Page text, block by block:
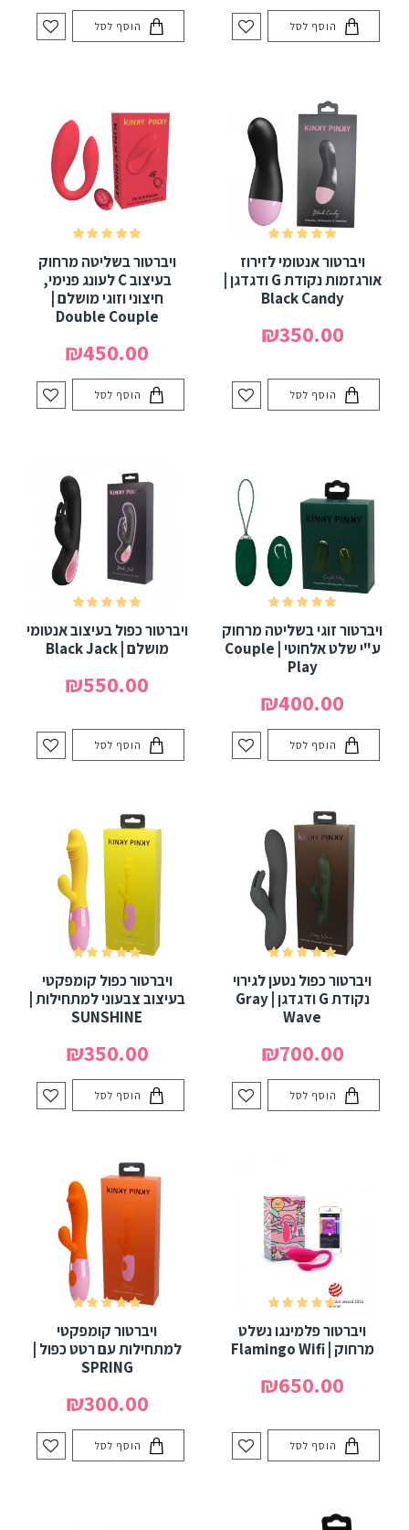
הוסף לסל הוסף לסל
ויברטור אנטומי לזירוז
אורגזמות נקודת G ודגדגן |
Black Candy
₪350.00
הוסף לסל
ויברטור בשליטה מרחוק
בעיצוב C לעונג פנימי,
חיצוני וזוגי מושלם |
Double Couple
₪450.00
הוסף לסל
ויברטור זוגי בשליטה מרחוק
ע"י שלט אלחוטי | Couple
Play
₪400.00
הוסף לסל
ויברטור כפול בעיצוב אנטומי
מושלם | Black Jack
₪550.00
הוסף לסל
ויברטור כפול נטען לגירוי
נקודת G ודגדגן | Gray
Wave
₪700.00
הוסף לסל
ויברטור כפול קומפקטי
בעיצוב צבעוני למתחילות |
SUNSHINE
₪350.00
הוסף לסל
ויברטור פלמינגו נשלט
מרחוק | Flamingo Wifi
₪650.00
הוסף לסל
ויברטור קומפקטי
למתחילות עם רטט כפול |
SPRING
₪300.00
הוסף לסל